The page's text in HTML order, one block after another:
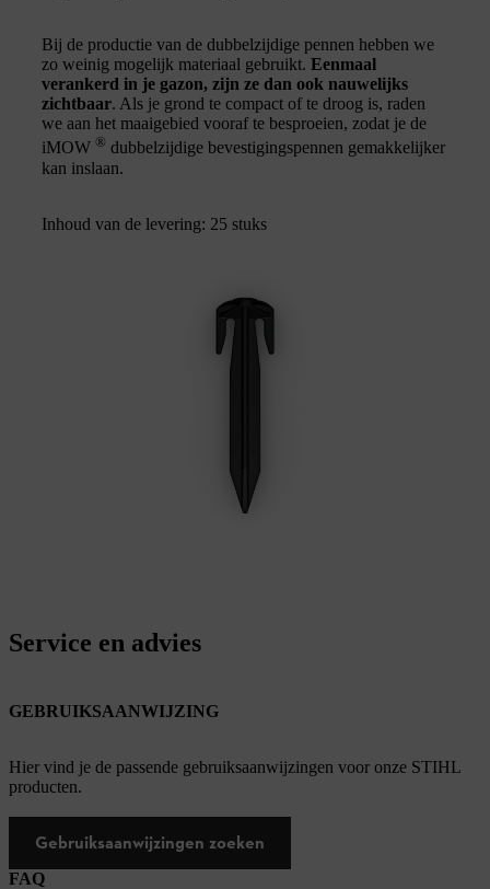
Bij de productie van de dubbelzijdige pennen hebben we
zo weinig mogelijk materiaal gebruikt. Eenmaal
verankerd in je gazon, zijn ze dan ook nauwelijks
zichtbaar. Als je grond te compact of te droog is, raden
we aan het maaigebied vooraf te besproeien, zodat je de
iMOW ® dubbelzijdige bevestigingspennen gemakkelijker
kan inslaan.
Inhoud van de levering: 25 stuks
Service en advies
GEBRUIKSAANWIJZING
Hier vind je de passende gebruiksaanwijzingen voor onze STIHL
producten.
Gebruiksaanwijzingen zoeken
FAQ